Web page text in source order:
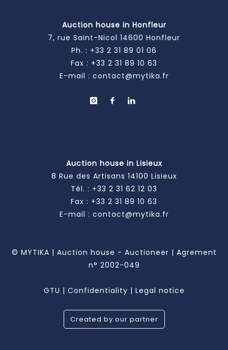
Auction house in Honfleur
7, rue Saint-Nicol 14600 Honfleur
Ph. : +33 2 31 89 01 06
Fax : +33 2 31 89 10 63
E-mail : contact@mytika.fr
Auction house in Lisieux
8 Rue des Artisans 14100 Lisieux
Tél. : +33 2 31 62 12 03
Fax : +33 2 31 89 10 63
E-mail : contact@mytika.fr
© MYTIKA | Auction house - Auctioneer | Agrement
n° 2002-049
GTU | Confidentiality | Legal notice
Created by our partner